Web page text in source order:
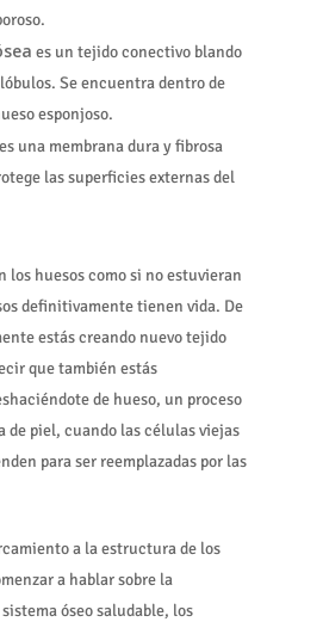
es un tejido conectivo blando
Se encuentra dentro de
esponjoso.
es una membrana dura y fibrosa
las superficies externas del
los huesos como si no estuvieran
definitivamente tienen vida. De
estás creando nuevo tejido
que también estás
de hueso, un proceso
de piel, cuando las células viejas
para ser reemplazadas por las
a la estructura de los
a hablar sobre la
óseo saludable, los